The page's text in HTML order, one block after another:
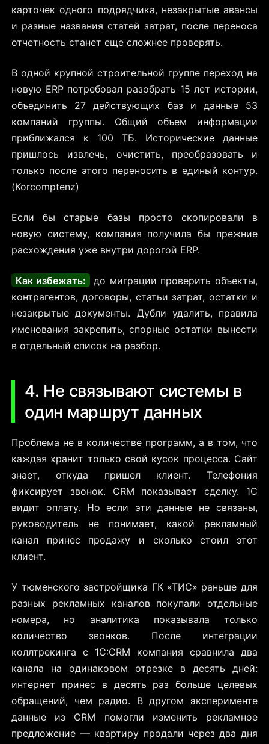
карточек одного подрядчика, незакрытые авансы
и разные названия статей затрат, после переноса
отчетность станет еще сложнее проверять.
В одной крупной строительной группе переход на
новую ERP потребовал разобрать 15 лет истории,
объединить 27 действующих баз и данные 53
компаний группы. Общий объем информации
приближался к 100 ТБ. Исторические данные
пришлось извлечь, очистить, преобразовать и
только после этого переносить в единый контур.
(Korcomptenz)
Если бы старые базы просто скопировали в
новую систему, компания получила бы прежние
расхождения уже внутри дорогой ERP.
Как избежать:
до миграции проверить объекты,
контрагентов, договоры, статьи затрат, остатки и
незакрытые документы. Дубли удалить, правила
именования закрепить, спорные остатки вынести
в отдельный список на разбор.
4. Не связывают системы в
один маршрут данных
Проблема не в количестве программ, а в том, что
каждая хранит только свой кусок процесса. Сайт
знает, откуда пришел клиент. Телефония
фиксирует звонок. CRM показывает сделку. 1С
видит оплату. Но если эти данные не связаны,
руководитель не понимает, какой рекламный
канал принес продажу и сколько стоил этот
клиент.
У тюменского застройщика ГК «ТИС» раньше для
разных рекламных каналов покупали отдельные
номера, но аналитика показывала только
количество звонков. После интеграции
коллтрекинга с 1С:CRM компания сравнила два
канала на одинаковом отрезке в десять дней:
интернет принес в десять раз больше целевых
обращений, чем радио. В другом эксперименте
данные из CRM помогли изменить рекламное
предложение — квартиру продали через два дня